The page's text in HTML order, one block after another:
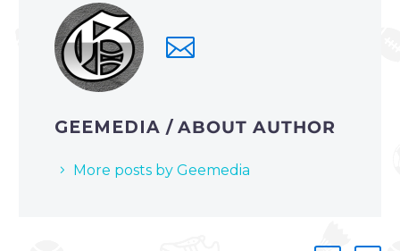
GEEMEDIA / ABOUT AUTHOR
More posts by Geemedia